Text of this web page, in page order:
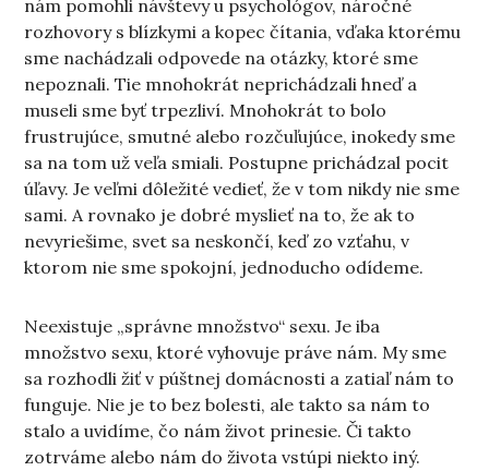
nám pomohli návštevy u psychológov, náročné
rozhovory s blízkymi a kopec čítania, vďaka ktorému
sme nachádzali odpovede na otázky, ktoré sme
nepoznali. Tie mnohokrát neprichádzali hneď a
museli sme byť trpezliví. Mnohokrát to bolo
frustrujúce, smutné alebo rozčuľujúce, inokedy sme
sa na tom už veľa smiali. Postupne prichádzal pocit
úľavy. Je veľmi dôležité vedieť, že v tom nikdy nie sme
sami. A rovnako je dobré myslieť na to, že ak to
nevyriešime, svet sa neskončí, keď zo vzťahu, v
ktorom nie sme spokojní, jednoducho odídeme.
Neexistuje „správne množstvo“ sexu. Je iba
množstvo sexu, ktoré vyhovuje práve nám. My sme
sa rozhodli žiť v púštnej domácnosti a zatiaľ nám to
funguje. Nie je to bez bolesti, ale takto sa nám to
stalo a uvidíme, čo nám život prinesie. Či takto
zotrváme alebo nám do života vstúpi niekto iný.